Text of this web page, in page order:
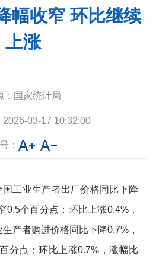
幅收窄 环比继续
上涨
国家统计局
2026-03-17 10:32:00
：
国工业生产者出厂价格同比下降
0.5个百分点；环比上涨0.4%，
产者购进价格同比下降0.7% ，
分点；环比上涨0.7% ，涨幅比